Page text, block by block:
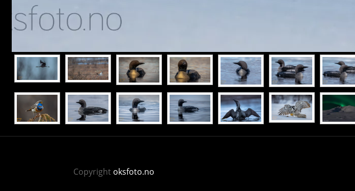
Copyright oksfoto.no